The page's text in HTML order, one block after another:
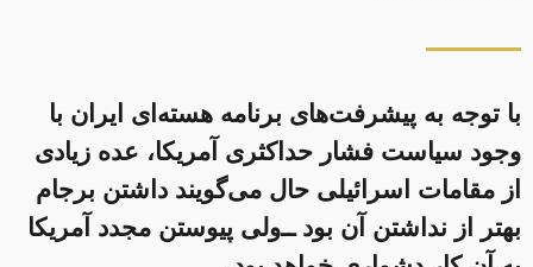
با توجه به پیشرفت‌های برنامه هسته‌ای ایران با
وجود سیاست فشار حداکثری آمریکا، عده زیادی
از مقامات اسرائیلی حال می‌گویند داشتن برجام
بهتر از نداشتن آن بود ‌ــ‌‌ولی پیوستن مجدد آمریکا